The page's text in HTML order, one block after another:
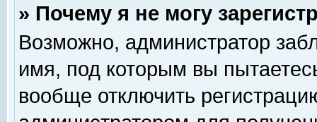
» Почему я не могу
Возможно, администратор
имя, под которым вы
вообще отключить